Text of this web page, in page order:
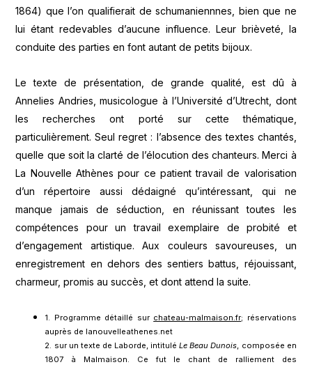
1864) que l’on qualifierait de schumaniennnes, bien que ne
lui étant redevables d’aucune influence. Leur brièveté, la
conduite des parties en font autant de petits bijoux.
Le texte de présentation, de grande qualité, est dû à
Annelies Andries, musicologue à l’Université d’Utrecht, dont
les recherches ont porté sur cette thématique,
particulièrement. Seul regret : l’absence des textes chantés,
quelle que soit la clarté de l’élocution des chanteurs. Merci à
La Nouvelle Athènes pour ce patient travail de valorisation
d’un répertoire aussi dédaigné qu’intéressant, qui ne
manque jamais de séduction, en réunissant toutes les
compétences pour un travail exemplaire de probité et
d’engagement artistique. Aux couleurs savoureuses, un
enregistrement en dehors des sentiers battus, réjouissant,
charmeur, promis au succès, et dont attend la suite.
1. Programme détaillé sur chateau-malmaison.fr; réservations
auprès de lanouvelleathenes.net
2. sur un texte de Laborde, intituléLe Beau Dunois, composée en
1807 à Malmaison. Ce fut le chant de ralliement des